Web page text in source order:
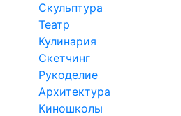
Скульптура
Театр
Кулинария
Скетчинг
Рукоделие
Архитектура
Киношколы